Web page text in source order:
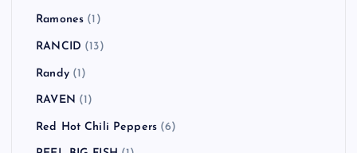
Ramones (1)
RANCID (13)
Randy(1)
RAVEN (1)
Red Hot Chili Peppers (6)